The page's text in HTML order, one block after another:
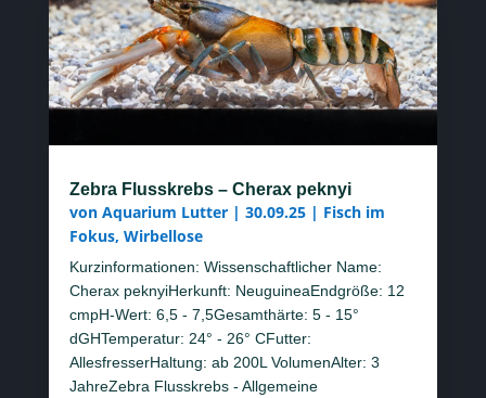
Zebra Flusskrebs – Cherax peknyi
von Aquarium Lutter| 30.09.25| Fisch im
Fokus, Wirbellose
Kurzinformationen: Wissenschaftlicher Name:
Cherax peknyiHerkunft: NeuguineaEndgröße: 12
cmpH-Wert: 6,5 - 7,5Gesamthärte: 5 - 15°
dGHTemperatur: 24° - 26° CFutter:
AllesfresserHaltung: ab 200L VolumenAlter: 3
JahreZebra Flusskrebs - Allgemeine